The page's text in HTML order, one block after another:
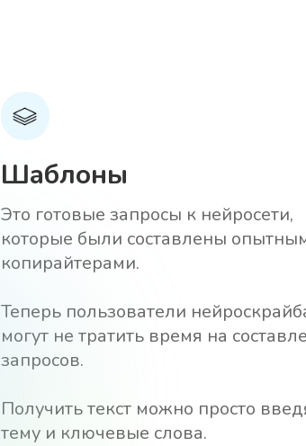
Шаблоны
Это готовые запросы к нейросети,
которые были составлены
копирайтерами.
Теперь пользователи
могут не тратить время на
запросов.
Получить текст можно просто
тему и ключевые слова.